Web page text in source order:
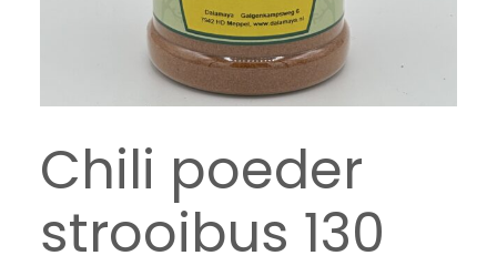
Chili poeder
strooibus 130